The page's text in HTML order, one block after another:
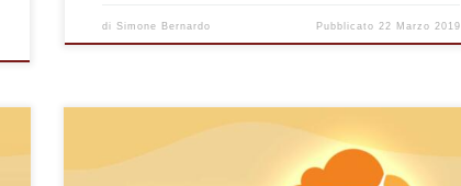
di Simone Bernardo Pubblicato 22 Marzo 2019
Questa guida è specifica per utenti che utilizzano